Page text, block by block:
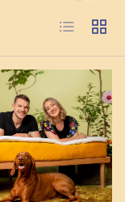
Liste Grille